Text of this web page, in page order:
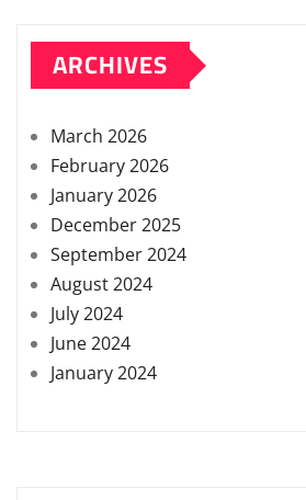
ARCHIVES
March 2026
February 2026
January 2026
December 2025
September 2024
August 2024
July 2024
June 2024
January 2024